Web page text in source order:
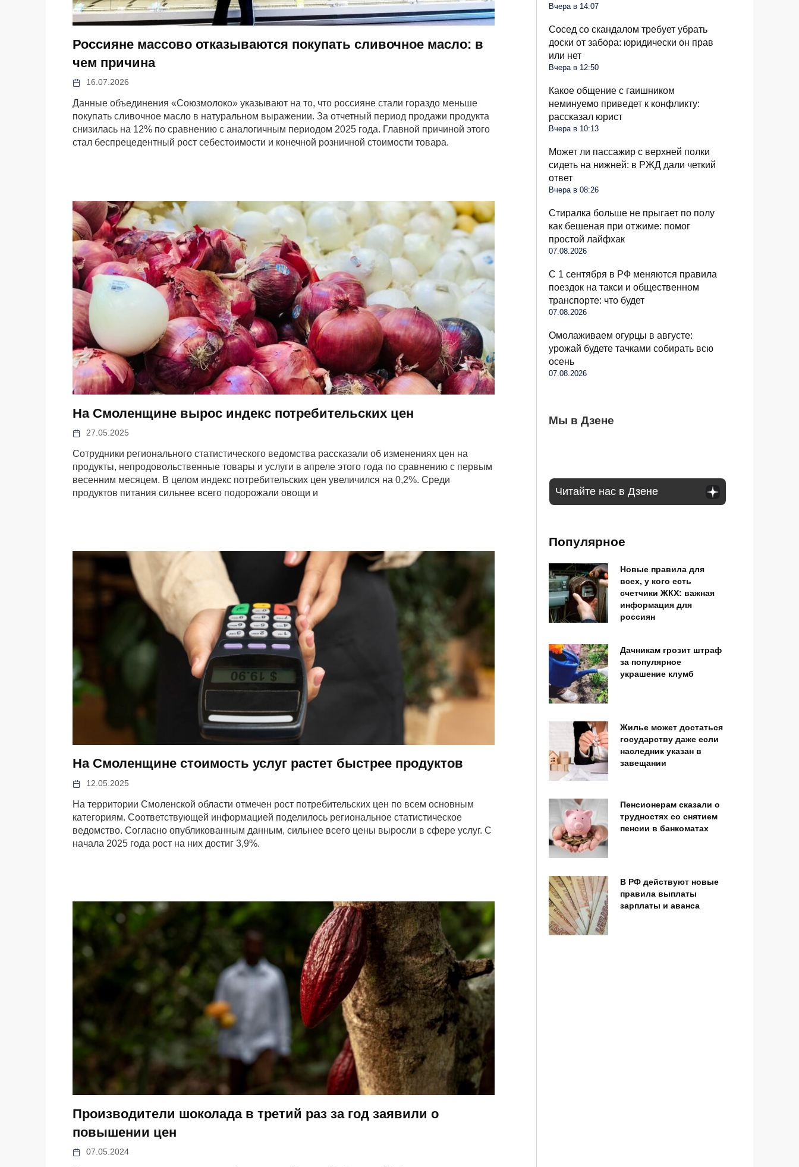
Россияне массово отказываются покупать сливочное масло: в
чем причина
16.07.2026
Данные объединения «Союзмолоко» указывают на то, что россияне стали гораздо меньше
покупать сливочное масло в натуральном выражении. За отчетный период продажи продукта
снизилась на 12% по сравнению с аналогичным периодом 2025 года. Главной причиной этого
стал беспрецедентный рост себестоимости и конечной розничной стоимости товара.
На Смоленщине вырос индекс потребительских цен
27.05.2025
Сотрудники регионального статистического ведомства рассказали об изменениях цен на
продукты, непродовольственные товары и услуги в апреле этого года по сравнению с первым
весенним месяцем. В целом индекс потребительских цен увеличился на 0,2%. Среди
продуктов питания сильнее всего подорожали овощи и
На Смоленщине стоимость услуг растет быстрее продуктов
12.05.2025
На территории Смоленской области отмечен рост потребительских цен по всем основным
категориям. Соответствующей информацией поделилось региональное статистическое
ведомство. Согласно опубликованным данным, сильнее всего цены выросли в сфере услуг. С
начала 2025 года рост на них достиг 3,9%.
Производители шоколада в третий раз за год заявили о
повышении цен
07.05.2024
Вчера в 14:07
Сосед со скандалом требует убрать
доски от забора: юридически он прав
или нет
Вчера в 12:50
Какое общение с гаишником
неминуемо приведет к конфликту:
рассказал юрист
Вчера в 10:13
Может ли пассажир с верхней полки
сидеть на нижней: в РЖД дали четкий
ответ
Вчера в 08:26
Стиралка больше не прыгает по полу
как бешеная при отжиме: помог
простой лайфхак
07.08.2026
С 1 сентября в РФ меняются правила
поездок на такси и общественном
транспорте: что будет
07.08.2026
Омолаживаем огурцы в августе:
урожай будете тачками собирать всю
осень
07.08.2026
Мы в Дзене
Бывший продавец выдала уловки
«Магнита» и «Пятерочки»: сети всегда
Семьи в России получат до 200 тысяч
С 1 сентября россиян будут сажать и
Читайте нас в Дзене
Популярное
Новые правила для
всех, у кого есть
счетчики ЖКХ: важная
информация для
россиян
Дачникам грозит штраф
за популярное
украшение клумб
Жилье может достаться
государству даже если
наследник указан в
завещании
Пенсионерам сказали о
трудностях со снятием
пенсии в банкоматах
В РФ действуют новые
правила выплаты
зарплаты и аванса